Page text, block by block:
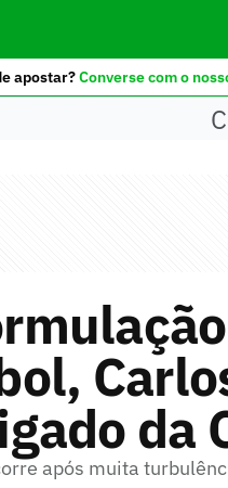
apostar?Converse com o
da
após muita